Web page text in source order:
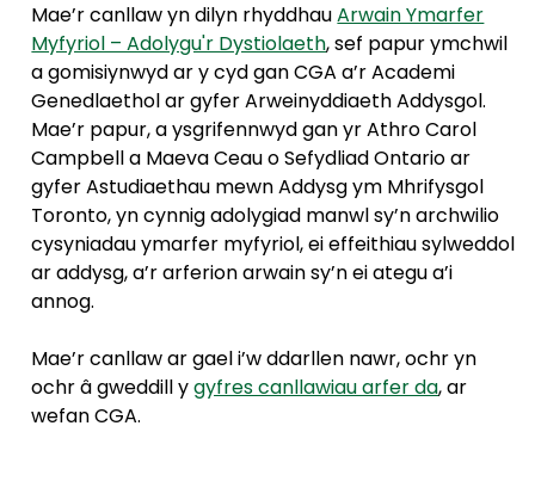
Mae’r canllaw yn dilyn rhyddhauArwain Ymarfer
Myfyriol – Adolygu'r Dystiolaeth, sef papur ymchwil
a gomisiynwyd ar y cyd gan CGA a’r Academi
Genedlaethol ar gyfer Arweinyddiaeth Addysgol.
Mae’r papur, a ysgrifennwyd gan yr Athro Carol
Campbell a Maeva Ceau o Sefydliad Ontario ar
gyfer Astudiaethau mewn Addysg ym Mhrifysgol
Toronto, yn cynnig adolygiad manwl sy’n archwilio
cysyniadau ymarfer myfyriol, ei effeithiau sylweddol
ar addysg, a’r arferion arwain sy’n ei ategu a’i
annog.
Mae’r canllaw ar gael i’w ddarllen nawr, ochr yn
ochr â gweddill ygyfres canllawiau arfer da, ar
wefan CGA.